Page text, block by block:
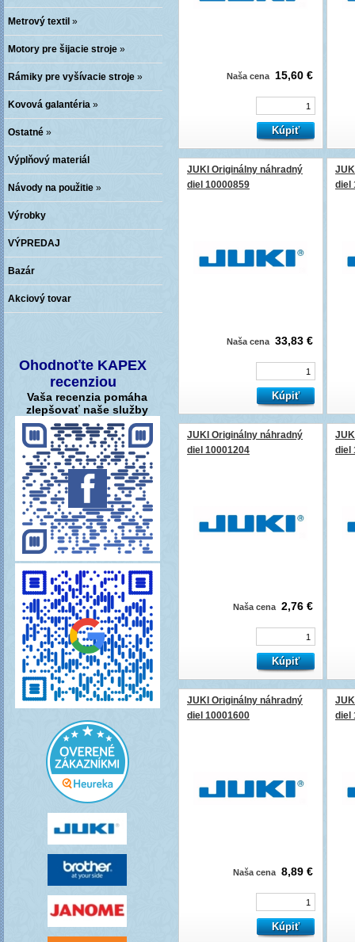
Metrový textil »
Motory pre šijacie stroje »
Rámiky pre vyšívacie stroje »
Kovová galantéria »
Ostatné »
Výplňový materiál
Návody na použitie »
Výrobky
VÝPREDAJ
Bazár
Akciový tovar
Ohodnoťte KAPEX
recenziou
Vaša recenzia pomáha
zlepšovať naše služby
Naša cena 15,60 €
JUKI Originálny náhradný
diel 10000859
Naša cena 33,83 €
diel
JUKI Originálny náhradný
diel 10001204
Naša cena 2,76 €
diel
JUKI Originálny náhradný
diel 10001600
Naša cena 8,89 €
diel